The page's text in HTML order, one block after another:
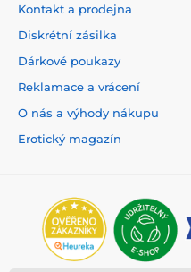
Kontakt a prodejna
Diskrétní zásilka
Dárkové poukazy
Reklamace a vrácení
O nás a výhody nákupu
Erotický magazín